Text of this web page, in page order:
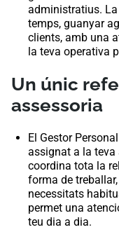
administratius.
temps, guanyar
clients, amb una
la teva operativa
Un únic
assessoria
El Gestor
assignat a la teva
coordina tota la
forma de
necessitats
permet una
teu dia a dia.